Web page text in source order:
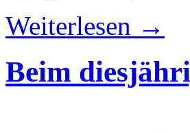
Weiterlesen →
Beim